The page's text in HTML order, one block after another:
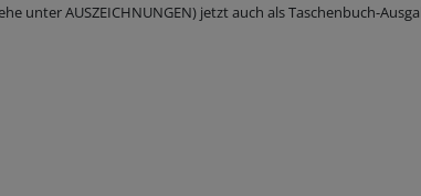
unter AUSZEICHNUNGEN) jetzt auch als Taschenbuch-